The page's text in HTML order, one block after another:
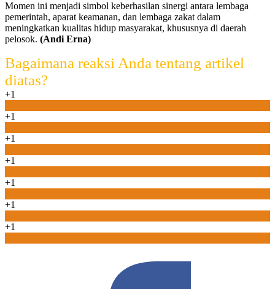
Momen ini menjadi simbol keberhasilan sinergi antara lembaga
pemerintah, aparat keamanan, dan lembaga zakat dalam
meningkatkan kualitas hidup masyarakat, khususnya di daerah
pelosok. (Andi Erna)
Bagaimana reaksi Anda tentang artikel
diatas?
+1
+1
+1
+1
+1
+1
+1